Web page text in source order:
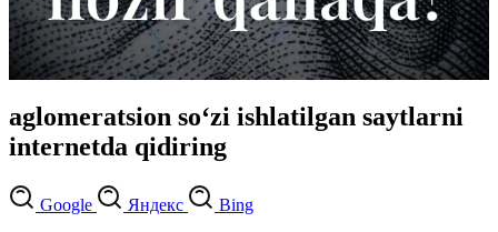
aglomeratsion so‘zi ishlatilgan saytlarni
internetda qidiring
Google Яндекс Bing